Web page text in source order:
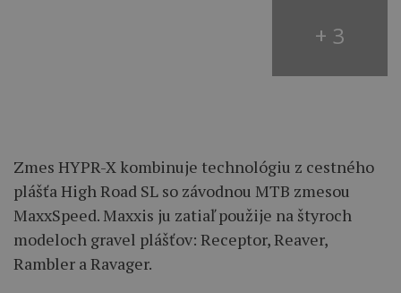
+ 3
Zmes HYPR-X kombinuje technológiu z cestného
plášťa High Road SL so závodnou MTB zmesou
MaxxSpeed. Maxxis ju zatiaľ použije na štyroch
modeloch gravel plášťov: Receptor, Reaver,
Rambler a Ravager.